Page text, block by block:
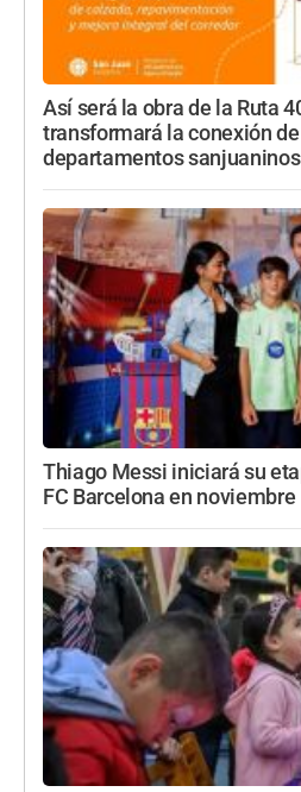
Así será la obra de la Ruta
transformará la conexión
departamentos sanjuaninos
Thiago Messi iniciará su
FC Barcelona en noviembre